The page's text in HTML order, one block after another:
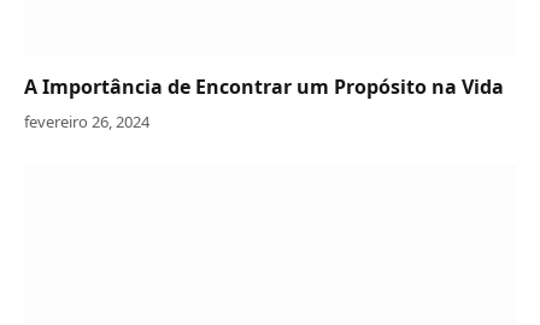
A Importância de Encontrar um Propósito na Vida
fevereiro 26, 2024